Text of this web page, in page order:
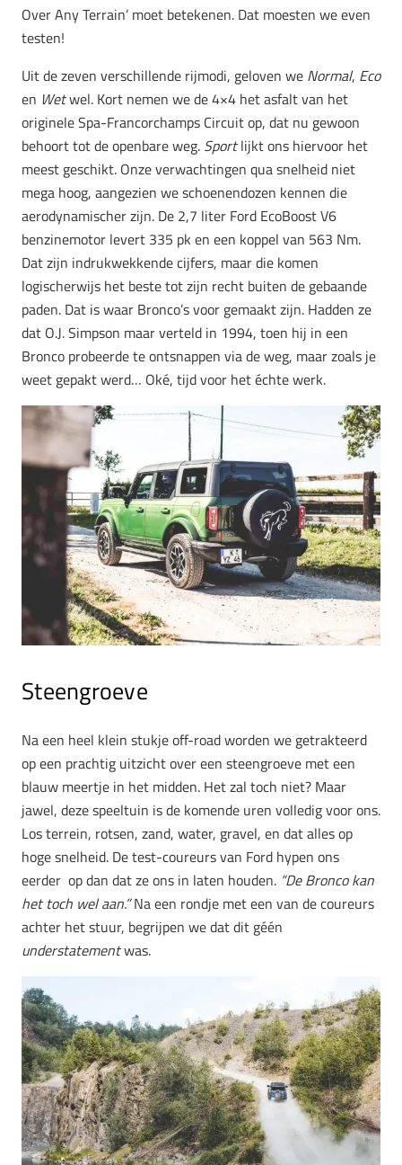
Over Any Terrain’ moet betekenen. Dat moesten we even
testen!
Uit de zeven verschillende rijmodi, geloven we Normal, Eco
en Wetwel. Kort nemen we de 4×4 het asfalt van het
originele Spa-Francorchamps Circuit op, dat nu gewoon
behoort tot de openbare weg. Sportlijkt ons hiervoor het
meest geschikt. Onze verwachtingen qua snelheid niet
mega hoog, aangezien we schoenendozen kennen die
aerodynamischer zijn. De 2,7 liter Ford EcoBoost V6
benzinemotor levert 335 pk en een koppel van 563 Nm.
Dat zijn indrukwekkende cijfers, maar die komen
logischerwijs het beste tot zijn recht buiten de gebaande
paden. Dat is waar Bronco’s voor gemaakt zijn. Hadden ze
dat O.J. Simpson maar verteld in 1994, toen hij in een
Bronco probeerde te ontsnappen via de weg, maar zoals je
weet gepakt werd… Oké, tijd voor het échte werk.
Steengroeve
Na een heel klein stukje off-road worden we getrakteerd
op een prachtig uitzicht over een steengroeve met een
blauw meertje in het midden. Het zal toch niet? Maar
jawel, deze speeltuin is de komende uren volledig voor ons.
Los terrein, rotsen, zand, water, gravel, en dat alles op
hoge snelheid. De test-coureurs van Ford hypen ons
eerder op dan dat ze ons in laten houden. “De Bronco kan
het toch wel aan.”Na een rondje met een van de coureurs
achter het stuur, begrijpen we dat dit géén
understatementwas.